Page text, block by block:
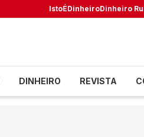
IstoÉDinheiroDinheiro
DINHEIRO REVISTA